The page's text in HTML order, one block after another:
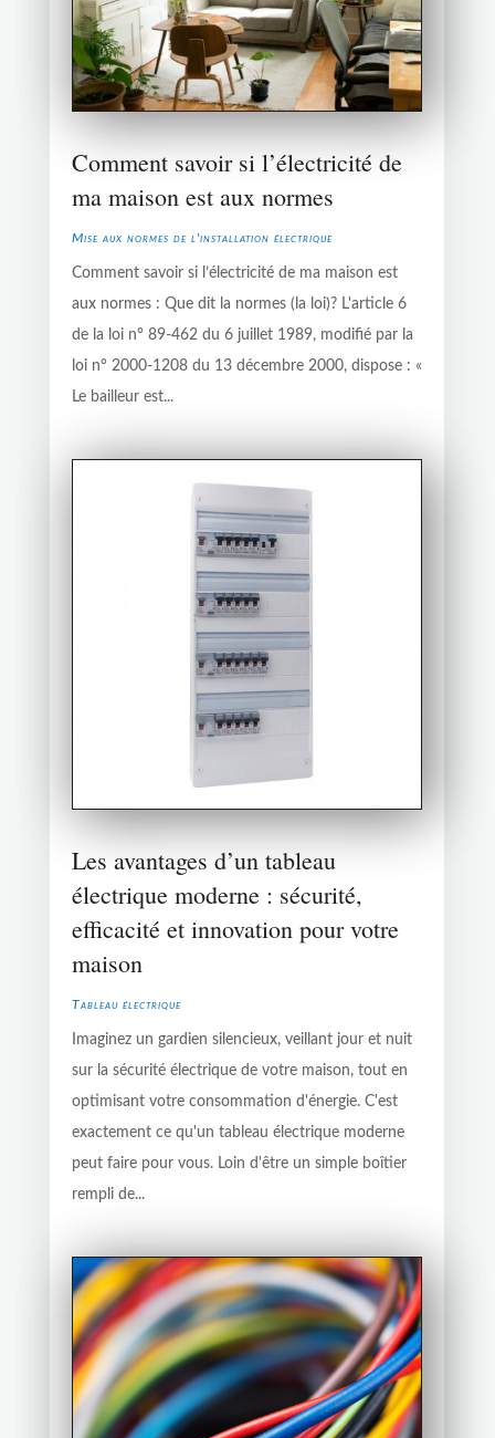
Comment savoir si l’électricité de
ma maison est aux normes
Mise aux normes de l'installation électrique
Comment savoir si l’électricité de ma maison est
aux normes : Que dit la normes (la loi)? L'article 6
de la loi n° 89-462 du 6 juillet 1989, modifié par la
loi n° 2000-1208 du 13 décembre 2000, dispose : «
Le bailleur est...
Les avantages d’un tableau
électrique moderne : sécurité,
efficacité et innovation pour votre
maison
Tableau électrique
Imaginez un gardien silencieux, veillant jour et nuit
sur la sécurité électrique de votre maison, tout en
optimisant votre consommation d'énergie. C'est
exactement ce qu'un tableau électrique moderne
peut faire pour vous. Loin d'être un simple boîtier
rempli de...